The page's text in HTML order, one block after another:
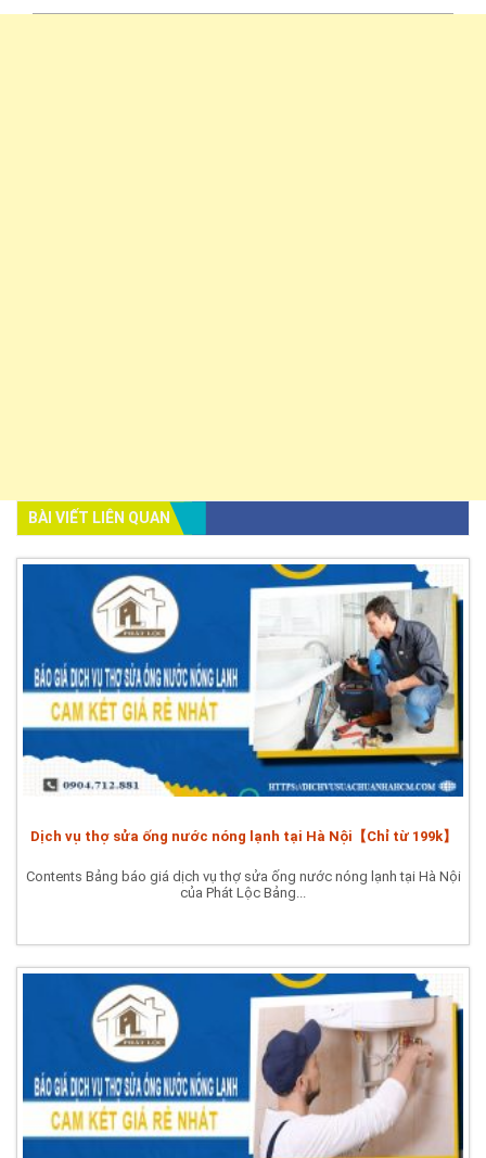
BÀI VIẾT LIÊN QUAN
Dịch vụ thợ sửa ống nước nóng lạnh tại Hà Nội【Chỉ từ 199k】
Contents Bảng báo giá dịch vụ thợ sửa ống nước nóng lạnh tại Hà Nội
của Phát Lộc Bảng...